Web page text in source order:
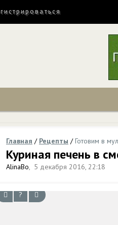
Главная / Рецепты /Готовим в
Куриная печень в
AlinaBo, 5 декабря 2016, 22:18
?